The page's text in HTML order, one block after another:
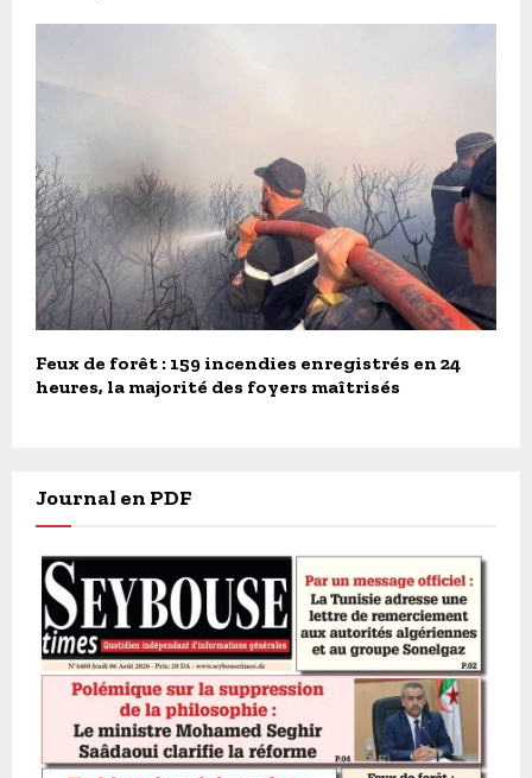
Feux de forêt : 159 incendies enregistrés en 24
heures, la majorité des foyers maîtrisés
Journal en PDF